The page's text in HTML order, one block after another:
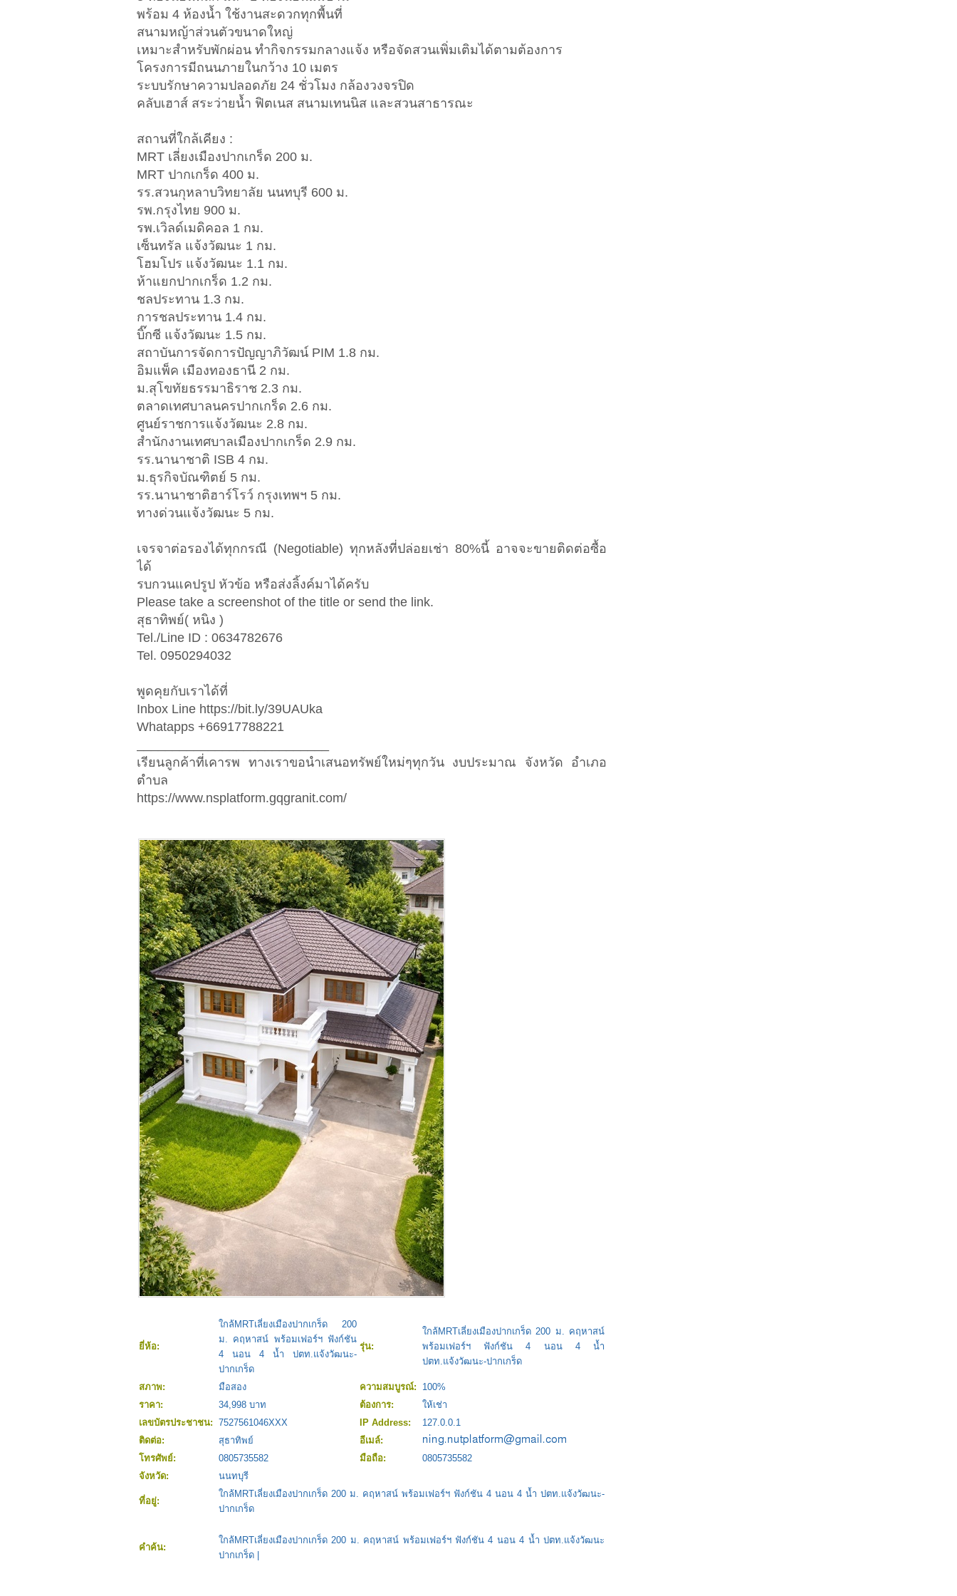
พร้อม 4 ห้องน้ำ ใช้งานสะดวกทุกพื้นที่
สนามหญ้าส่วนตัวขนาดใหญ่
เหมาะสำหรับพักผ่อน ทำกิจกรรมกลางแจ้ง หรือจัดสวนเพิ่มเติมได้ตามต้องการ
โครงการมีถนนภายในกว้าง 10 เมตร
ระบบรักษาความปลอดภัย 24 ชั่วโมง กล้องวงจรปิด
คลับเฮาส์ สระว่ายน้ำ ฟิตเนส สนามเทนนิส และสวนสาธารณะ
สถานที่ใกล้เคียง :
MRT เลี่ยงเมืองปากเกร็ด 200 ม.
MRT ปากเกร็ด 400 ม.
รร.สวนกุหลาบวิทยาลัย นนทบุรี 600 ม.
รพ.กรุงไทย 900 ม.
รพ.เวิลด์เมดิคอล 1 กม.
เซ็นทรัล แจ้งวัฒนะ 1 กม.
โฮมโปร แจ้งวัฒนะ 1.1 กม.
ห้าแยกปากเกร็ด 1.2 กม.
ชลประทาน 1.3 กม.
การชลประทาน 1.4 กม.
บิ๊กซี แจ้งวัฒนะ 1.5 กม.
สถาบันการจัดการปัญญาภิวัฒน์ PIM 1.8 กม.
อิมแพ็ค เมืองทองธานี 2 กม.
ม.สุโขทัยธรรมาธิราช 2.3 กม.
ตลาดเทศบาลนครปากเกร็ด 2.6 กม.
ศูนย์ราชการแจ้งวัฒนะ 2.8 กม.
สำนักงานเทศบาลเมืองปากเกร็ด 2.9 กม.
รร.นานาชาติ ISB 4 กม.
ม.ธุรกิจบัณฑิตย์ 5 กม.
รร.นานาชาติฮาร์โรว์ กรุงเทพฯ 5 กม.
ทางด่วนแจ้งวัฒนะ 5 กม.
เจรจาต่อรองได้ทุกกรณี (Negotiable) ทุกหลังที่ปล่อยเช่า 80%นี้ อาจจะขายติดต่อซื้อ
ได้
รบกวนแคปรูป หัวข้อ หรือส่งลิ้งค์มาได้ครับ
Please take a screenshot of the title or send the link.
สุธาทิพย์( หนิง )
Tel./Line ID : 0634782676
Tel. 0950294032
พูดคุยกับเราได้ที่
Inbox Line https://bit.ly/39UAUka
Whatapps +66917788221
เรียนลูกค้าที่เคารพ ทางเราขอนำเสนอทรัพย์ใหม่ๆทุกวัน งบประมาณ จังหวัด อำเภอ
ตำบล
https://www.nsplatform.gqgranit.com/
ยี่ห้อ:
ใกล้MRTเลี่ยงเมืองปากเกร็ด 200
ม. คฤหาสน์ พร้อมเฟอร์ฯ ฟังก์ชัน
4 นอน 4 น้ำ ปตท.แจ้งวัฒนะ-
ปากเกร็ด
รุ่น:
ใกล้MRTเลี่ยงเมืองปากเกร็ด 200 ม. คฤหาสน์
พร้อมเฟอร์ฯ ฟังก์ชัน 4 นอน 4 น้ำ
ปตท.แจ้งวัฒนะ-ปากเกร็ด
สภาพ: มือสอง ความสมบูรณ์:
100%
ราคา:
34,998 บาท ต้องการ:
ให้เช่า
เลขบัตรประชาชน: 7527561046XXX IP Address:
127.0.0.1
ติดต่อ:
สุธาทิพย์
อีเมล์:
โทรศัพย์:
0805735582 มือถือ:
0805735582
จังหวัด:
นนทบุรี
ที่อยู่:
ใกล้MRTเลี่ยงเมืองปากเกร็ด 200 ม. คฤหาสน์ พร้อมเฟอร์ฯ ฟังก์ชัน 4 นอน 4 น้ำ ปตท.แจ้งวัฒนะ-
ปากเกร็ด
คำค้น:
ใกล้MRTเลี่ยงเมืองปากเกร็ด 200 ม. คฤหาสน์ พร้อมเฟอร์ฯ ฟังก์ชัน 4 นอน 4 น้ำ ปตท.แจ้งวัฒนะ
ปากเกร็ด